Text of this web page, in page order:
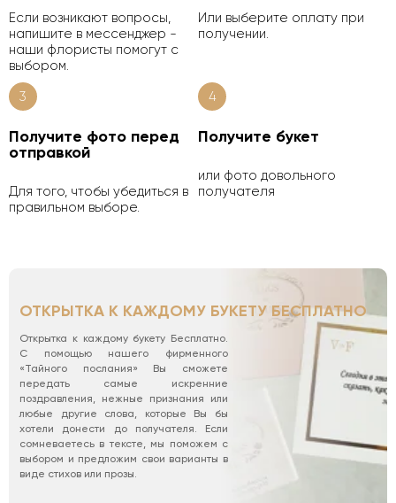
Если возникают вопросы,
напишите в мессенджер -
наши флористы помогут с
выбором.
Или выберите оплату при
получении.
3
Получите фото перед
отправкой
Для того, чтобы убедиться в
правильном выборе.
4
Получите букет
или фото довольного
получателя
ОТКРЫТКА К КАЖДОМУ БУКЕТУ БЕСПЛАТНО
Открытка к каждому букету Бесплатно.
С помощью нашего фирменного
«Тайного послания» Вы сможете
передать самые искренние
поздравления, нежные признания или
любые другие слова, которые Вы бы
хотели донести до получателя. Если
сомневаетесь в тексте, мы поможем с
выбором и предложим свои варианты в
виде стихов или прозы.